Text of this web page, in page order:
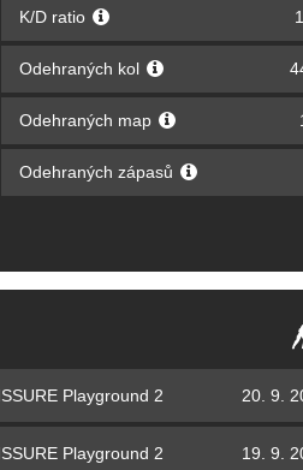
K/D ratio
Odehraných kol
Odehraných map
Odehraných zápasů
Playground 2 20. 9.
Playground 2 19. 9.